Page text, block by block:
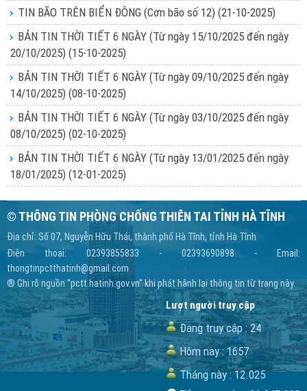
TIN BÃO TRÊN BIỂN ĐÔNG (Cơn bão số 12) (21-10-2025)
BẢN TIN THỜI TIẾT 6 NGÀY (Từ ngày 15/10/2025 đến ngày
20/10/2025) (15-10-2025)
BẢN TIN THỜI TIẾT 6 NGÀY (Từ ngày 09/10/2025 đến ngày
14/10/2025) (08-10-2025)
BẢN TIN THỜI TIẾT 6 NGÀY (Từ ngày 03/10/2025 đến ngày
08/10/2025) (02-10-2025)
BẢN TIN THỜI TIẾT 6 NGÀY (Từ ngày 13/01/2025 đến ngày
18/01/2025) (12-01-2025)
© THÔNG TIN PHÒNG CHỐNG THIÊN TAI TỈNH HÀ TĨNH
Địa chỉ: Số 07, Nguyễn Hữu Thái, thành phố Hà Tĩnh, tỉnh Hà Tĩnh
Điện thoại: 02393855833 - 02393690898 - Email:
thongtinpctthatinh@gmail.com
® Ghi rõ nguồn "pctt.hatinh.gov.vn" khi phát hành lại thông tin từ trang này.
Lượt người truy cập
Đang truy cập : 24
Hôm nay : 1657
Tháng này : 12.025